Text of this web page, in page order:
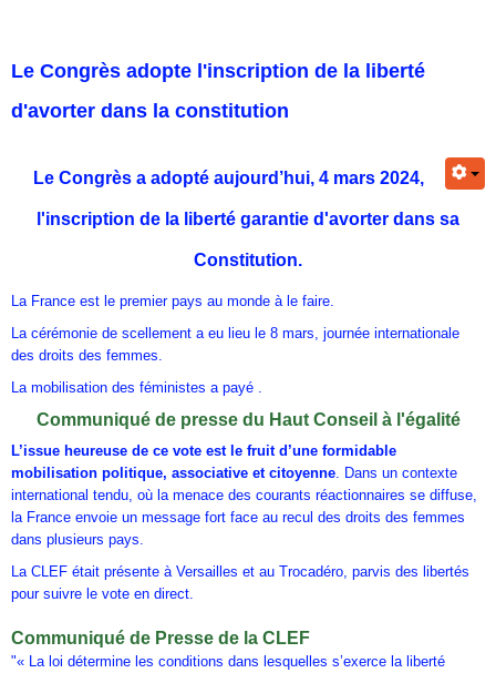
Le Congrès adopte l'inscription de la liberté
d'avorter dans la constitution
Le Congrès a adopté aujourd’hui, 4 mars 2024,
l'inscription de la liberté garantie d'avorter dans sa
Constitution.
La France est le premier pays au monde à le faire.
La cérémonie de scellement a eu lieu le 8 mars, journée internationale
des droits des femmes.
La mobilisation des féministes a payé .
Communiqué de presse du Haut Conseil à l'égalité
L’issue heureuse de ce vote est le fruit d’une formidable
mobilisation politique, associative et citoyenne. Dans un contexte
international tendu, où la menace des courants réactionnaires se diffuse,
la France envoie un message fort face au recul des droits des femmes
dans plusieurs pays.
La CLEF était présente à Versailles et au Trocadéro, parvis des libertés
pour suivre le vote en direct.
Communiqué de Presse de la CLEF
"« La loi détermine les conditions dans lesquelles s’exerce la liberté